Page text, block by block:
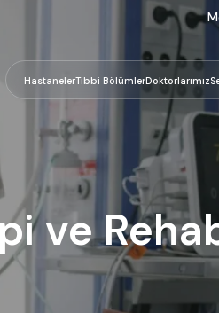
HastanelerTıbbi BölümlerDoktorlarımız
ve